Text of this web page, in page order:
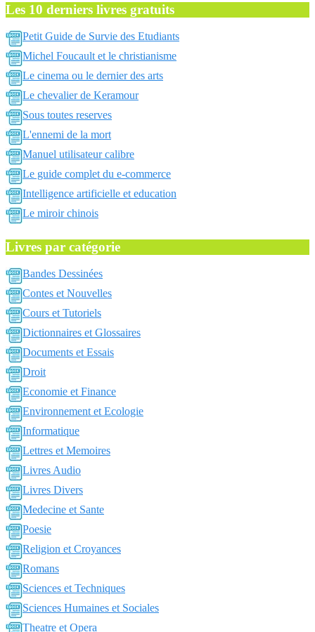
Les 10 derniers livres gratuits
Petit Guide de Survie des Etudiants
Michel Foucault et le christianisme
Le cinema ou le dernier des arts
Le chevalier de Keramour
Sous toutes reserves
L'ennemi de la mort
Manuel utilisateur calibre
Le guide complet du e-commerce
Intelligence artificielle et education
Le miroir chinois
Livres par catégorie
Bandes Dessinées
Contes et Nouvelles
Cours et Tutoriels
Dictionnaires et Glossaires
Documents et Essais
Droit
Economie et Finance
Environnement et Ecologie
Informatique
Lettres et Memoires
Livres Audio
Livres Divers
Medecine et Sante
Poesie
Religion et Croyances
Romans
Sciences et Techniques
Sciences Humaines et Sociales
Theatre et Opera